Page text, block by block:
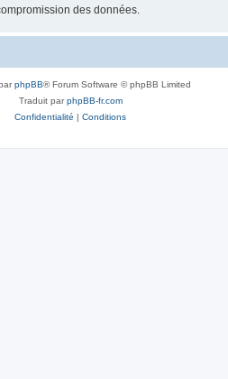
des données.
phpBB® Forum Software © phpBB Limited
Traduit parphpBB-fr.com
Confidentialité | Conditions